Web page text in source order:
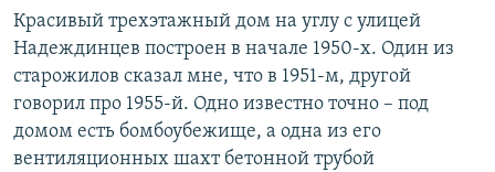
Красивый трехэтажный дом на углу с улицей
Надеждинцев построен в начале 1950-х. Один из
старожилов сказал мне, что в 1951-м, другой
говорил про 1955-й. Одно известно точно – под
домом есть бомбоубежище, а одна из его
вентиляционных шахт бетонной трубой